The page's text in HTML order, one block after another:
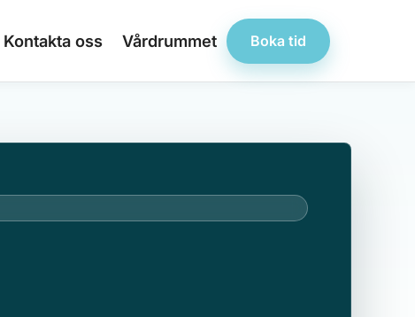
Kontakta oss Vårdrummet Boka tid